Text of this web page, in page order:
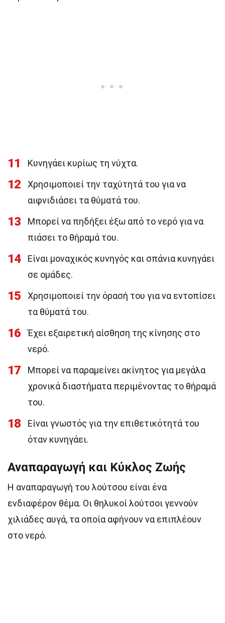
11 Κυνηγάει κυρίως τη νύχτα.
12
Χρησιμοποιεί την ταχύτητά του για να
αιφνιδιάσει τα θύματά του.
13
Μπορεί να πηδήξει έξω από το νερό για να
πιάσει το θήραμά του.
14
Είναι μοναχικός κυνηγός και σπάνια κυνηγάει
σε ομάδες.
15
Χρησιμοποιεί την όρασή του για να εντοπίσει
τα θύματά του.
16
Έχει εξαιρετική αίσθηση της κίνησης στο
νερό.
17
Μπορεί να παραμείνει ακίνητος για μεγάλα
χρονικά διαστήματα περιμένοντας το θήραμά
του.
18
Είναι γνωστός για την επιθετικότητά του
όταν κυνηγάει.
Αναπαραγωγή και Κύκλος Ζωής
Η αναπαραγωγή του λούτσου είναι ένα
ενδιαφέρον θέμα. Οι θηλυκοί λούτσοι γεννούν
χιλιάδες αυγά, τα οποία αφήνουν να επιπλέουν
στο νερό.